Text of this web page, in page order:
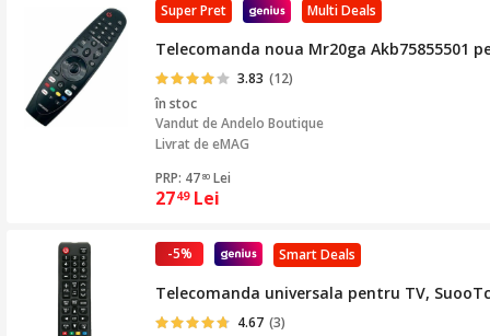
Multi Deals
Super Pret
Telecomanda noua Mr20ga Akb75855501
3.83 (12)
în stoc
Vandut deAndelo Boutique
Livrat de eMAG
PRP: 47 80 Lei
2749 Lei
Smart Deals
-5%
Telecomanda universala pentru TV,
4.67 (3)